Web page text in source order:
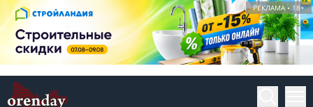
РЕКЛАМА • 18+